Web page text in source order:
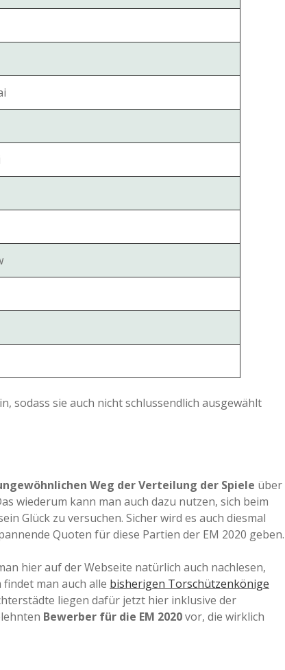
sodass sie auch nicht schlussendlich ausgewählt
Weg der Verteilung der Spiele über
wiederum kann man auch dazu nutzen, sich beim
Glück zu versuchen. Sicher wird es auch diesmal
Quoten für diese Partien der EM 2020 geben.
hier auf der Webseite natürlich auch nachlesen,
man auch alle bisherigen Torschützenkönige
liegen dafür jetzt hier inklusive der
Bewerber für die EM 2020vor, die wirklich